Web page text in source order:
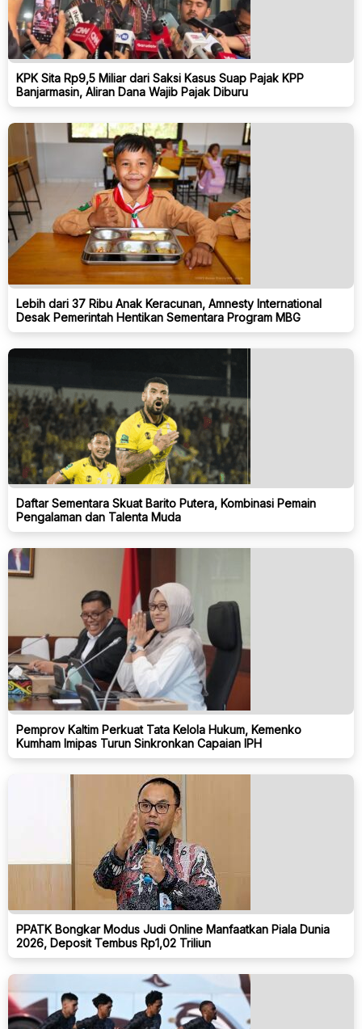
KPK Sita Rp9,5 Miliar dari Saksi Kasus Suap Pajak KPP
Banjarmasin, Aliran Dana Wajib Pajak Diburu
Lebih dari 37 Ribu Anak Keracunan, Amnesty International
Desak Pemerintah Hentikan Sementara Program MBG
Daftar Sementara Skuat Barito Putera, Kombinasi Pemain
Pengalaman dan Talenta Muda
Pemprov Kaltim Perkuat Tata Kelola Hukum, Kemenko
Kumham Imipas Turun Sinkronkan Capaian IPH
PPATK Bongkar Modus Judi Online Manfaatkan Piala Dunia
2026, Deposit Tembus Rp1,02 Triliun